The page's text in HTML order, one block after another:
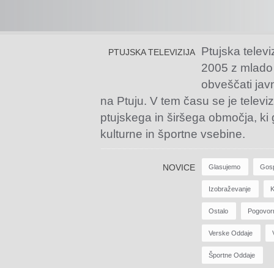
PTUJSKA TELEVIZIJA
Ptujska
2005 z
obveščati
na Ptuju. V tem času se je
ptujskega in širšega območja,
kulturne in športne vsebine.
NOVICE Glasujemo
Izobraževanje
Ostalo
Verske Oddaje
Športne Oddaje